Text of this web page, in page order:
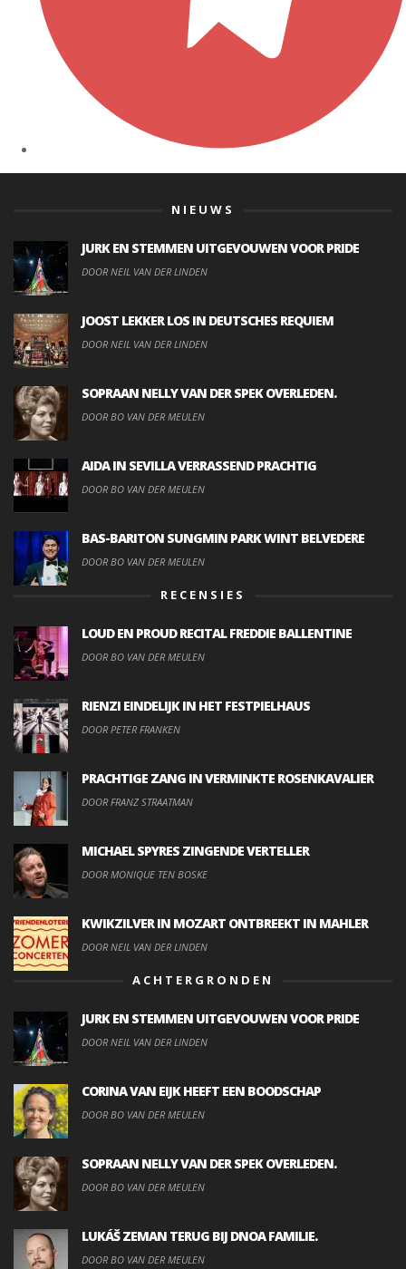
NIEUWS
JURK EN STEMMEN UITGEVOUWEN VOOR PRIDE
DOOR NEIL VAN DER LINDEN
JOOST LEKKER LOS IN DEUTSCHES REQUIEM
DOOR NEIL VAN DER LINDEN
SOPRAAN NELLY VAN DER SPEK OVERLEDEN.
DOOR BO VAN DER MEULEN
AIDA IN SEVILLA VERRASSEND PRACHTIG
DOOR BO VAN DER MEULEN
BAS-BARITON SUNGMIN PARK WINT BELVEDERE
DOOR BO VAN DER MEULEN
RECENSIES
LOUD EN PROUD RECITAL FREDDIE BALLENTINE
DOOR BO VAN DER MEULEN
RIENZI EINDELIJK IN HET FESTPIELHAUS
DOOR PETER FRANKEN
PRACHTIGE ZANG IN VERMINKTE ROSENKAVALIER
DOOR FRANZ STRAATMAN
MICHAEL SPYRES ZINGENDE VERTELLER
DOOR MONIQUE TEN BOSKE
KWIKZILVER IN MOZART ONTBREEKT IN MAHLER
DOOR NEIL VAN DER LINDEN
ACHTERGRONDEN
JURK EN STEMMEN UITGEVOUWEN VOOR PRIDE
DOOR NEIL VAN DER LINDEN
CORINA VAN EIJK HEEFT EEN BOODSCHAP
DOOR BO VAN DER MEULEN
SOPRAAN NELLY VAN DER SPEK OVERLEDEN.
DOOR BO VAN DER MEULEN
LUKÁŠ ZEMAN TERUG BIJ DNOA FAMILIE.
DOOR BO VAN DER MEULEN